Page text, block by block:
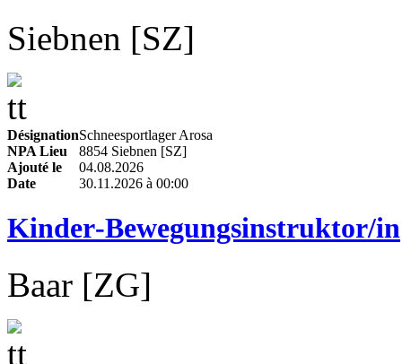
Siebnen [SZ]
DésignationSchneesportlager Arosa
NPA Lieu
8854 Siebnen [SZ]
Ajouté le
04.08.2026
Date
30.11.2026 à 00:00
Kinder‑Bewegungsinstruktor/in
Baar [ZG]